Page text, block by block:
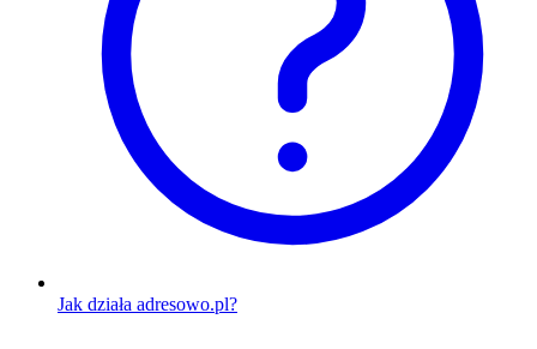
Jak działa adresowo.pl?